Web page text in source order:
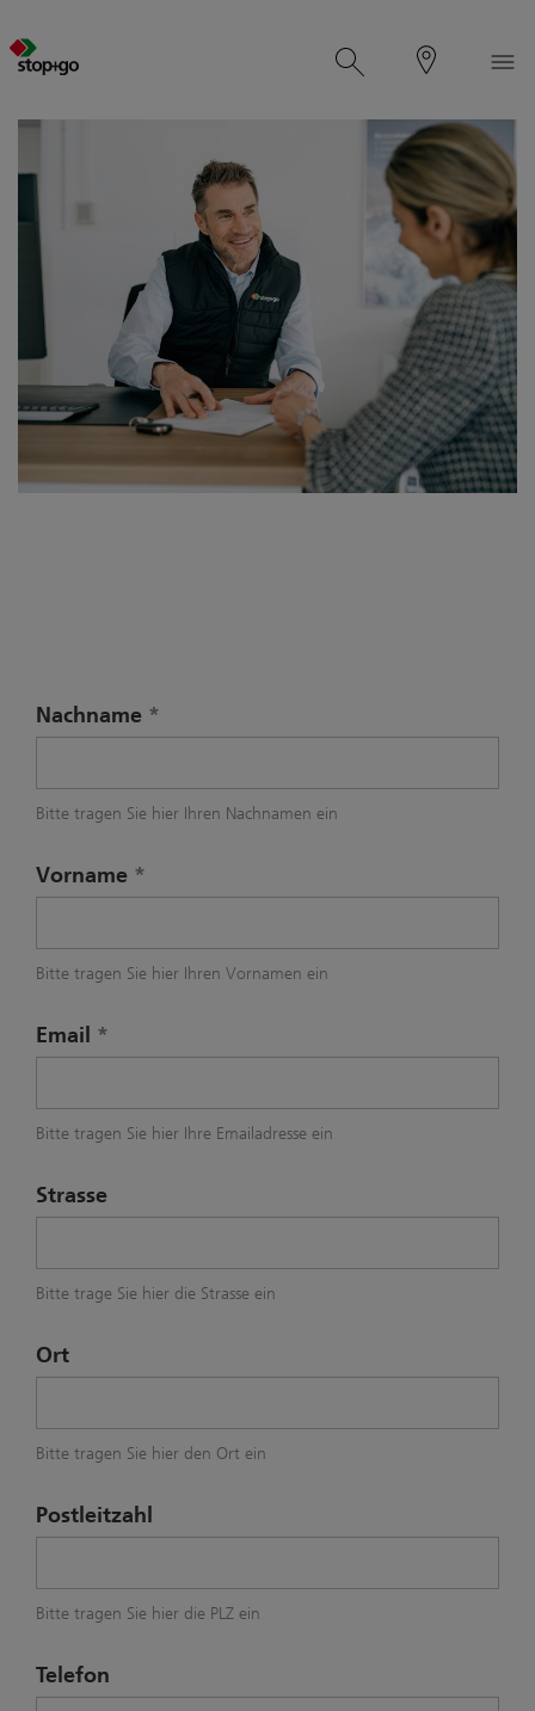
Nachname
Bitte tragen Sie hier Ihren Nachnamen ein
Vorname
Bitte tragen Sie hier Ihren Vornamen ein
Email
Bitte tragen Sie hier Ihre Emailadresse ein
Strasse
Bitte trage Sie hier die Strasse ein
Ort
Bitte tragen Sie hier den Ort ein
Postleitzahl
Bitte tragen Sie hier die PLZ ein
Telefon